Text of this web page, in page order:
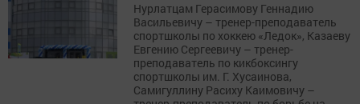
Нурлатцам Герасимову Геннадию
Васильевичу – тренер-преподаватель
спортшколы по хоккею «Ледок», Казаеву
Евгению Сергеевичу – тренер-
преподаватель по кикбоксингу
спортшколы им. Г. Хусаинова,
Самигуллину Расиху Каимовичу –